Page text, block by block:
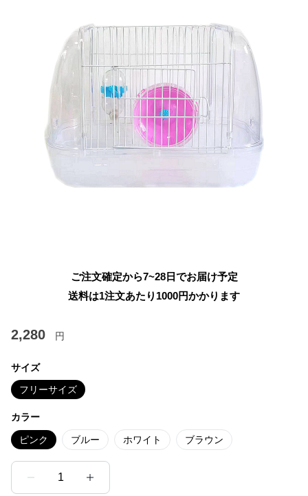
ご注文確定から7~28日でお届け予定
送料は1注文あたり 1000円かかります
2,280 円
サイズ
フリーサイズ
カラー
ピンク ブルー ホワイト ブラウン
1